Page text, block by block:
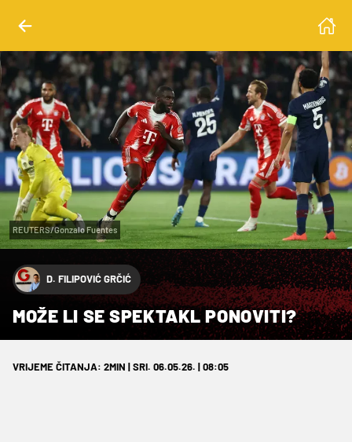
REUTERS/Gonzalo Fuentes
D. FILIPOVIĆ GRČIĆ
MOŽE LI SE SPEKTAKL PONOVITI?
VRIJEME ČITANJA: 2MIN | SRI. 06.05.26. | 08:05